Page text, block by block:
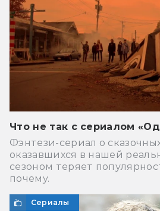
Что не так с сериалом
Фэнтези-сериал о
оказавшихся в нашей
сезоном теряет
почему.
Сериалы